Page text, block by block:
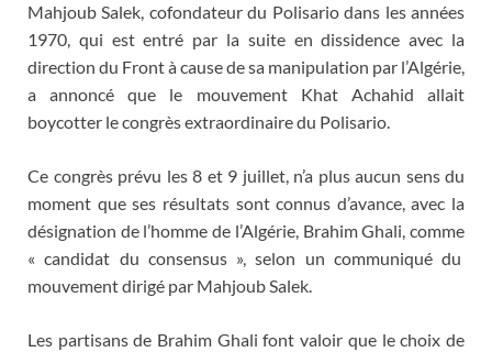
Mahjoub Salek, cofondateur du Polisario dans les années
1970, qui est entré par la suite en dissidence avec la
direction du Front à cause de sa manipulation par l’Algérie,
a annoncé que le mouvement Khat Achahid allait
boycotter le congrès extraordinaire du Polisario.
Ce congrès prévu les 8 et 9 juillet, n’a plus aucun sens du
moment que ses résultats sont connus d’avance, avec la
désignation de l’homme de l’Algérie, Brahim Ghali, comme
« candidat du consensus », selon un communiqué du
mouvement dirigé par Mahjoub Salek.
Les partisans de Brahim Ghali font valoir que le choix de